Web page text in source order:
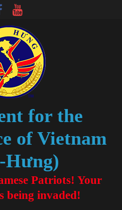
for the
of Vietnam
Hưng)
Patriots! Your
being invaded!